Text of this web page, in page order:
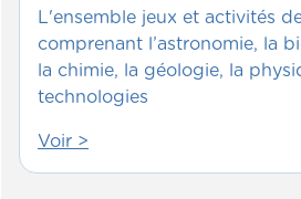
L'ensemble jeux et activités
comprenant l’astronomie, la
la chimie, la géologie, la
technologies
Voir >